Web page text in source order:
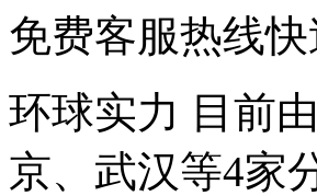
免费客服热线快
环球实力 目前
京、武汉等4家